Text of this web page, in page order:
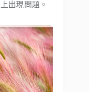
出現問題。